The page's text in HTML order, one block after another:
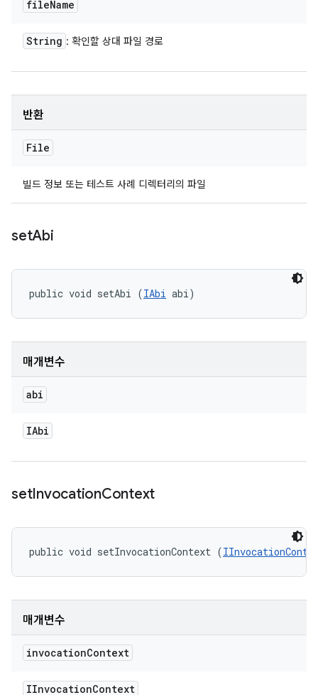
fileName
String : 확인할 상대 파일 경로
반환
File
빌드 정보 또는 테스트 사례 디렉터리의 파일
setAbi
public void setAbi (IAbi abi)
매개변수
abi
IAbi
setInvocationContext
public void setInvocationContext (
매개변수
invocationContext
IInvocationContext